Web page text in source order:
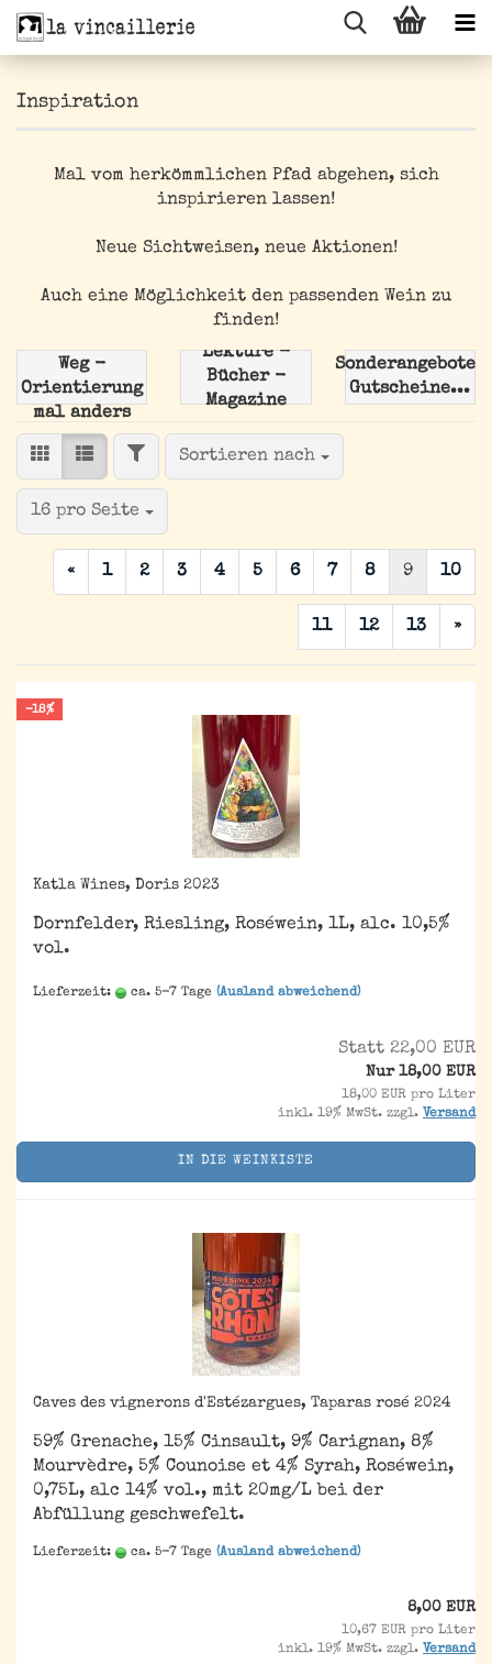
Inspiration
Mal vom herkömmlichen Pfad abgehen, sich
inspirieren lassen!
Neue Sichtweisen, neue Aktionen!
Auch eine Möglichkeit den passenden Wein zu
finden!
Weg -
Orientierung
mal anders
Lektüre -
Bücher -
Magazine
Sonderangebote/
Gutscheine...
FILTERSortieren nach
Sortieren nach
16 pro Seite
pro Seite
« 1 2 3 4 5 6 7 8 9 10
11 12 13 »
-18%
Katla Wines, Doris 2023
Dornfelder, Riesling, Roséwein, 1L, alc. 10,5%
vol.
Lieferzeit: ca. 5-7 Tage (Ausland abweichend)
Statt 22,00 EUR
Nur 18,00 EUR
18,00 EUR pro Liter
inkl. 19% MwSt. zzgl. Versand
IN DIE WEINKISTE
Caves des vignerons d'Estézargues, Taparas rosé 2024
59% Grenache, 15% Cinsault, 9% Carignan, 8%
Mourvèdre, 5% Counoise et 4% Syrah, Roséwein,
0,75L, alc 14% vol., mit 20mg/L bei der
Abfüllung geschwefelt.
Lieferzeit: ca. 5-7 Tage (Ausland abweichend)
8,00 EUR
10,67 EUR pro Liter
inkl. 19% MwSt. zzgl. Versand